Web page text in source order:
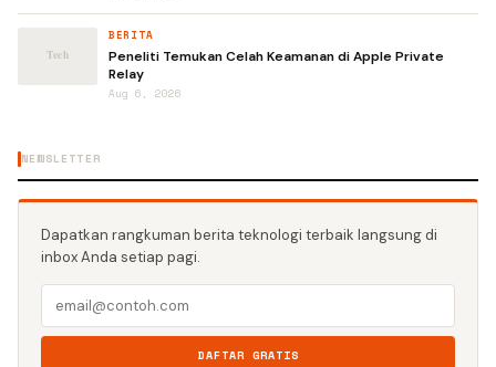
BERITA
Peneliti Temukan Celah Keamanan di Apple Private
Relay
Aug 6, 2026
NEWSLETTER
Dapatkan rangkuman berita teknologi terbaik langsung di
inbox Anda setiap pagi.
DAFTAR GRATIS